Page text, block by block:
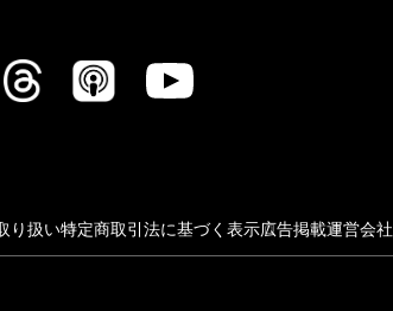
り扱い特定商取引法に基づく表示広告掲載運営会社